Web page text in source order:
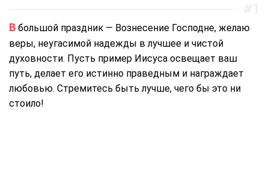
В большой праздник — Вознесение Господне, желаю
веры, неугасимой надежды в лучшее и чистой
духовности. Пусть пример Иисуса освещает ваш
путь, делает его истинно праведным и награждает
любовью. Стремитесь быть лучше, чего бы это ни
стоило!
#1